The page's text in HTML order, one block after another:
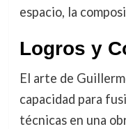
espacio, la
Logros y
El arte de
capacidad para
técnicas en una